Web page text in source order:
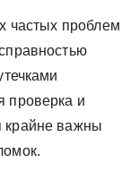
частых проблем
проверка и
крайне важны